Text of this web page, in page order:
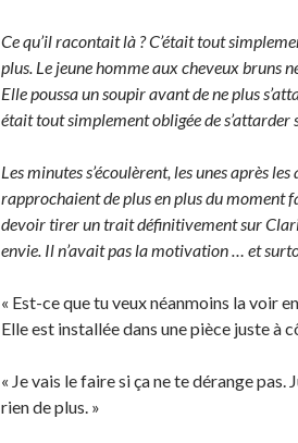
Ce qu’il racontait là ? C’était tout
plus. Le jeune homme aux cheveux bruns
Elle poussa un soupir avant de ne plus
était tout simplement obligée de s’attarder
Les minutes s’écoulèrent, les unes après
rapprochaient de plus en plus du moment
devoir tirer un trait définitivement sur
envie. Il n’avait pas la motivation … et
« Est-ce que tu veux néanmoins la voir
Elle est installée dans une pièce juste à
« Je vais le faire si ça ne te dérange
rien de plus. »